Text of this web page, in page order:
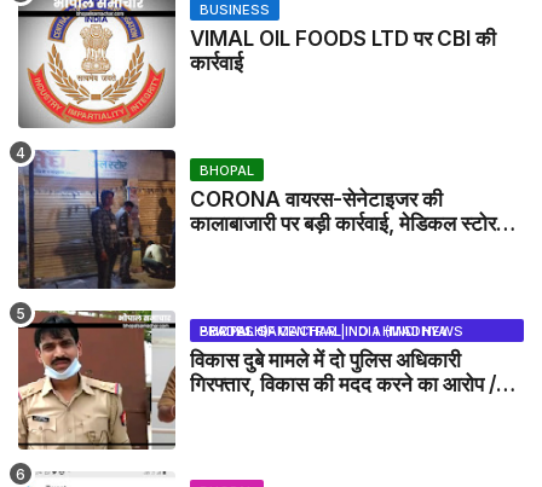
BUSINESS
VIMAL OIL FOODS LTD पर CBI की
कार्रवाई
BHOPAL
CORONA वायरस-सेनेटाइजर की
कालाबाजारी पर बड़ी कार्रवाई, मेडिकल स्टोर
BHOPAL SAMACHAR | NO 1 HINDI NEWS PORTAL OF CENTRAL INDIA (MADHYA PRADESH)
विकास दुबे मामले में दो पुलिस अधिकारी
गिरफ्तार, विकास की मदद करने का आरोप /